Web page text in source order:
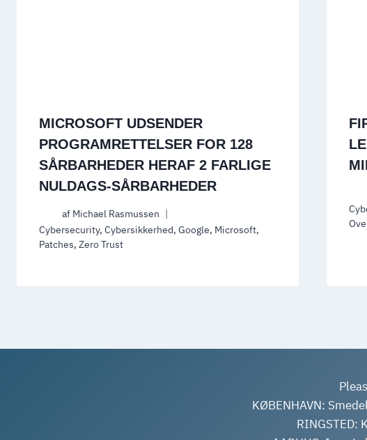
MICROSOFT UDSENDER
PROGRAMRETTELSER FOR 128
SÅRBARHEDER HERAF 2 FARLIGE
NULDAGS-SÅRBARHEDER
af Michael Rasmussen
Cybersecurity, Cybersikkerhed, Google, Microsoft,
Patches, Zero Trust
KØBENHAVN:
RINGSTED: